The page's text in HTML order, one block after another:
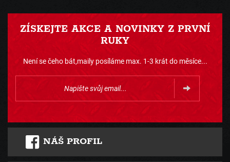
ZÍSKEJTE AKCE A NOVINKY Z PRVNÍ
RUKY
Není se čeho bát,maily posíláme max. 1-3 krát do měsíce...
NÁŠ PROFIL